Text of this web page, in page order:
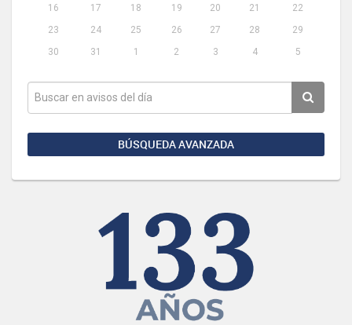
16
17 18 19 20 21
22
23
24 25 26 27 28
29
30
31 1 2 3 4 5
BÚSQUEDA AVANZADA